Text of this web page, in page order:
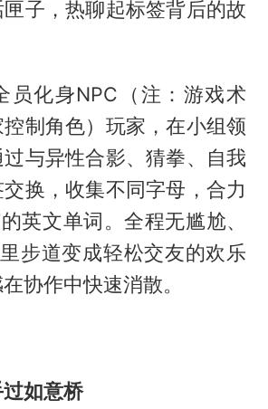
子，热聊起标签背后的故
员化身NPC（注：游戏术
制角色）玩家，在小组领
与异性合影、猜拳、自我
换，收集不同字母，合力
英文单词。全程无尴尬、
步道变成轻松交友的欢乐
协作中快速消散。
如意桥